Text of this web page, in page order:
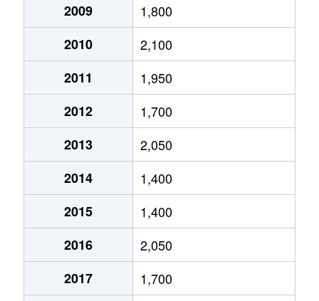
2009
1,800
2010
2,100
2011
1,950
2012
1,700
2013
2,050
2014
1,400
2015
1,400
2016
2,050
2017
1,700